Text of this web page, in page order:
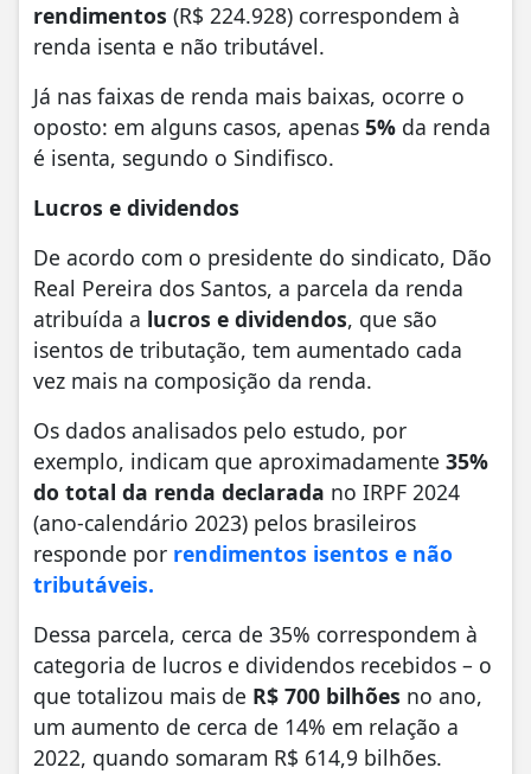
rendimentos (R$ 224.928) correspondem à
renda isenta e não tributável.
Já nas faixas de renda mais baixas, ocorre o
oposto: em alguns casos, apenas 5% da renda
é isenta, segundo o Sindifisco.
Lucros e dividendos
De acordo com o presidente do sindicato, Dão
Real Pereira dos Santos, a parcela da renda
atribuída a lucros e dividendos, que são
isentos de tributação, tem aumentado cada
vez mais na composição da renda.
Os dados analisados pelo estudo, por
exemplo, indicam que aproximadamente 35%
do total da renda declarada no IRPF 2024
(ano-calendário 2023) pelos brasileiros
responde por rendimentos isentos e não
tributáveis.
Dessa parcela, cerca de 35% correspondem à
categoria de lucros e dividendos recebidos – o
que totalizou mais de R$ 700 bilhões no ano,
um aumento de cerca de 14% em relação a
2022, quando somaram R$ 614,9 bilhões.